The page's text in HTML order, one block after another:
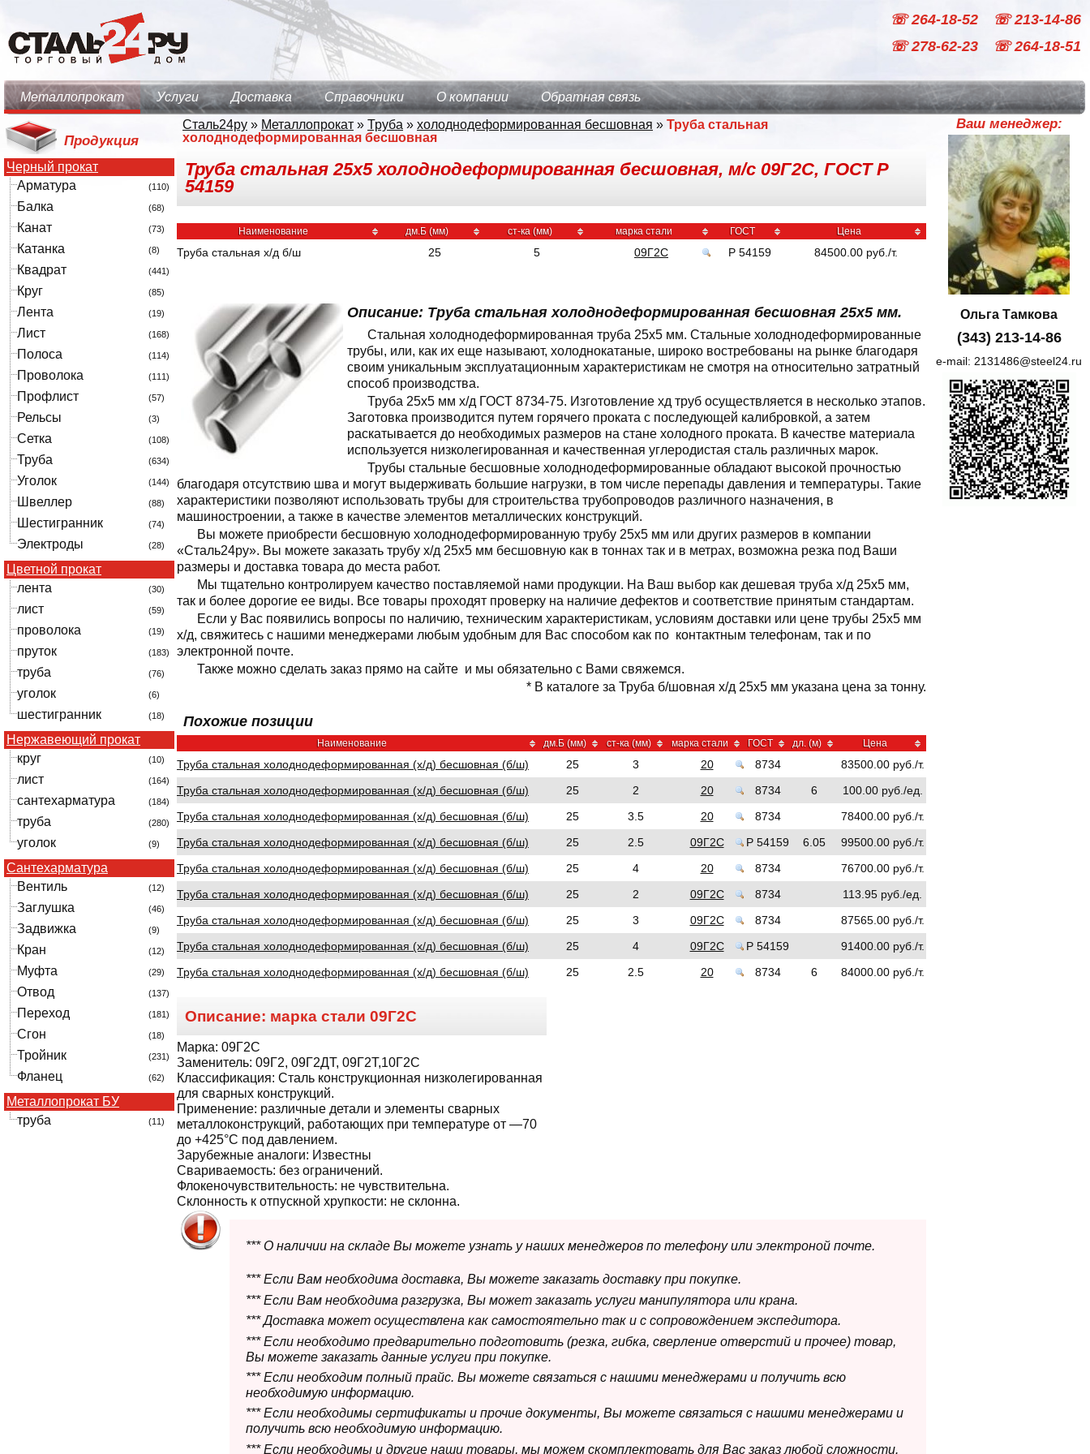
☏ 264-18-52
☏ 213-14-86
☏ 278-62-23
☏ 264-18-51
Металлопрокат Услуги Доставка Справочники О компании Обратная связь
Продукция
Черный прокат
Арматура
(110)
Балка (68)
Канат (73)
Катанка (8)
Квадрат (441)
Круг (85)
Лента (19)
Лист (168)
Полоса (114)
Проволока (111)
Профлист (57)
Рельсы (3)
Сетка (108)
Труба (634)
Уголок (144)
Швеллер (88)
Шестигранник (74)
Электроды (28)
Цветной прокат
лента
(30)
лист (59)
проволока (19)
пруток (183)
труба (76)
уголок (6)
шестигранник (18)
Нержавеющий прокат
круг
(10)
лист (164)
сантехарматура (184)
труба (280)
уголок (9)
Сантехарматура
Вентиль
(12)
Заглушка (46)
Задвижка (9)
Кран (12)
Муфта (29)
Отвод (137)
Переход (181)
Сгон (18)
Тройник (231)
Фланец (62)
Металлопрокат БУ
труба
(11)
Сталь24ру » Металлопрокат » Труба » холоднодеформированная бесшовная » Труба стальная
холоднодеформированная бесшовная
Труба стальная 25х5 холоднодеформированная бесшовная, м/с 09Г2С, ГОСТ Р
54159
Наименование дм.Б (мм) ст-ка (мм) марка стали ГОСТ Цена
Труба стальная х/д б/ш 25 5 09Г2С Р 54159 84500.00 руб ./т.
Описание: Труба стальная холоднодеформированная бесшовная 25x5 мм.
Стальная холоднодеформированная труба 25x5 мм. Стальные холоднодеформированные
трубы, или, как их еще называют, холоднокатаные, широко востребованы на рынке благодаря
своим уникальным эксплуатационным характеристикам не смотря на относительно затратный
способ производства.
Труба 25x5 мм х/д ГОСТ 8734-75. Изготовление хд труб осуществляется в несколько этапов.
Заготовка производится путем горячего проката с последующей калибровкой, а затем
раскатывается до необходимых размеров на стане холодного проката. В качестве материала
используется низколегированная и качественная углеродистая сталь различных марок.
Трубы стальные бесшовные холоднодеформированные обладают высокой прочностью
благодаря отсутствию шва и могут выдерживать большие нагрузки, в том числе перепады давления и температуры. Такие
характеристики позволяют использовать трубы для строительства трубопроводов различного назначения, в
машиностроении, а также в качестве элементов металлических конструкций.
Вы можете приобрести бесшовную холоднодеформированную трубу 25x5 мм или других размеров в компании
«Сталь24ру». Вы можете заказать трубу х/д 25x5 мм бесшовную как в тоннах так и в метрах, возможна резка под Ваши
размеры и доставка товара до места работ.
Мы тщательно контролируем качество поставляемой нами продукции. На Ваш выбор как дешевая труба х/д 25x5 мм,
так и более дорогие ее виды. Все товары проходят проверку на наличие дефектов и соответствие принятым стандартам.
Если у Вас появились вопросы по наличию, техническим характеристикам, условиям доставки или цене трубы 25x5 мм
х/д, свяжитесь с нашими менеджерами любым удобным для Вас способом как по контактным телефонам, так и по
электронной почте.
Также можно сделать заказ прямо на сайте и мы обязательно с Вами свяжемся.
* В каталоге за Труба б/шовная х/д 25x5 мм указана цена за тонну.
Похожие позиции
Наименование дм.Б (мм) ст-ка (мм) марка стали ГОСТ дл. (м) Цена
Труба стальная холоднодеформированная (х/д) бесшовная (б/ш) 25 3 20 8734
83500.00 руб./т.
Труба стальная холоднодеформированная (х/д) бесшовная (б/ш)
25 2 20 8734 6
100.00 руб./ед.
Труба стальная холоднодеформированная (х/д) бесшовная (б/ш)
25 3.5 20 8734
78400.00 руб./т.
Труба стальная холоднодеформированная (х/д) бесшовная (б/ш)
25 2.5 09Г2С Р 54159 6.05
99500.00 руб./т.
Труба стальная холоднодеформированная (х/д) бесшовная (б/ш)
25 4 20 8734
76700.00 руб./т.
Труба стальная холоднодеформированная (х/д) бесшовная (б/ш)
25 2 09Г2С 8734
113.95 руб./ед.
Труба стальная холоднодеформированная (х/д) бесшовная (б/ш)
25 3 09Г2С 8734
87565.00 руб./т.
Труба стальная холоднодеформированная (х/д) бесшовная (б/ш)
25 4 09Г2С Р 54159
91400.00 руб./т.
Труба стальная холоднодеформированная (х/д) бесшовная (б/ш)
25 2.5 20 8734 6 84000.00 руб./т.
Описание: марка стали 09Г2С
Марка: 09Г2С
Заменитель: 09Г2, 09Г2ДТ, 09Г2Т,10Г2С
Классификация: Сталь конструкционная низколегированная
для сварных конструкций.
Применение: различные детали и элементы сварных
металлоконструкций, работающих при температуре от —70
до +425°С под давлением.
Зарубежные аналоги: Известны
Свариваемость: без ограничений.
Флокеночувствительность: не чувствительна.
Склонность к отпускной хрупкости: не склонна.
*** О наличии на складе Вы можете узнать у наших менеджеров по телефону или электроной почте.
*** Если Вам необходима доставка, Вы можете заказать доставку при покупке.
*** Если Вам необходима разгрузка, Вы может заказать услуги манипулятора или крана.
*** Доставка может осуществлена как самостоятельно так и с сопровождением экспедитора.
*** Если необходимо предварительно подготовить (резка, гибка, сверление отверстий и прочее) товар,
Вы можете заказать данные услуги при покупке.
*** Если необходим полный прайс. Вы можете связаться с нашими менеджерами и получить всю
необходимую информацию.
*** Если необходимы сертификаты и прочие документы, Вы можете связаться с нашими менеджерами и
получить всю необходимую информацию.
*** Если необходимы и другие наши товары, мы можем скомплектовать для Вас заказ любой сложности.
Ваш менеджер:
Ольга Тамкова
(343) 213-14-86
e-mail: 2131486@steel24.ru